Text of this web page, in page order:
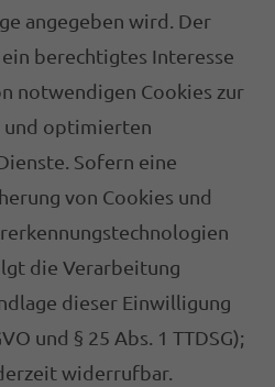
angegeben wird. Der
berechtigtes Interesse
notwendigen Cookies zur
und optimierten
Sofern eine
von Cookies und
die Verarbeitung
dieser Einwilligung
und § 25 Abs. 1 TTDSG);
widerrufbar.